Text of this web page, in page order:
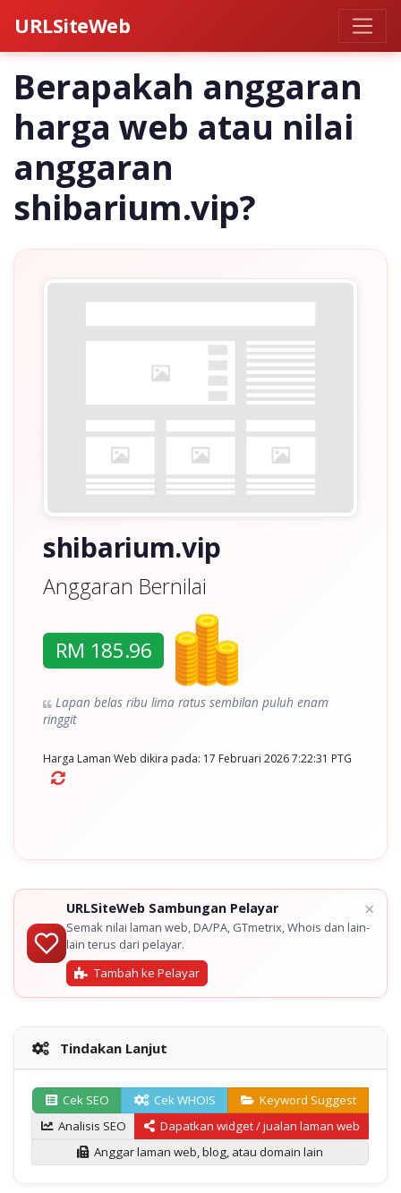
URLSiteWeb
Berapakah anggaran
harga web atau nilai
anggaran
shibarium.vip?
shibarium.vip
Anggaran Bernilai
RM 185.96
Lapan belas ribu lima ratus sembilan puluh enam
ringgit
Harga Laman Web dikira pada: 17 Februari 2026 7:22:31 PTG
URLSiteWeb Sambungan Pelayar
Semak nilai laman web, DA/PA, GTmetrix, Whois dan lain-
lain terus dari pelayar.
Tambah ke Pelayar
×
Tindakan Lanjut
Cek SEO Cek WHOIS
Keyword Suggest
Analisis SEO
Dapatkan widget / jualan laman web
Anggar laman web, blog, atau domain lain